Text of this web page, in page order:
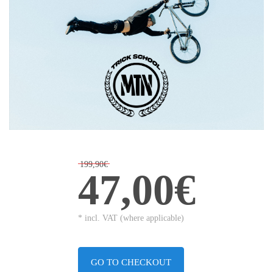
199,90€
47,00€
* incl. VAT (where applicable)
GO TO CHECKOUT